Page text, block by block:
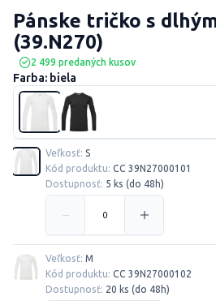
2 499 predaných kusov
Pánske tričko s
(39.N270)
Farba: biela
Veľkosť: S
Kód produktu: CC 39N27000101
Dostupnosť: 5 ks (do 48h)
Veľkosť: M
Kód produktu: CC 39N27000102
Dostupnosť: 20 ks (do 48h)